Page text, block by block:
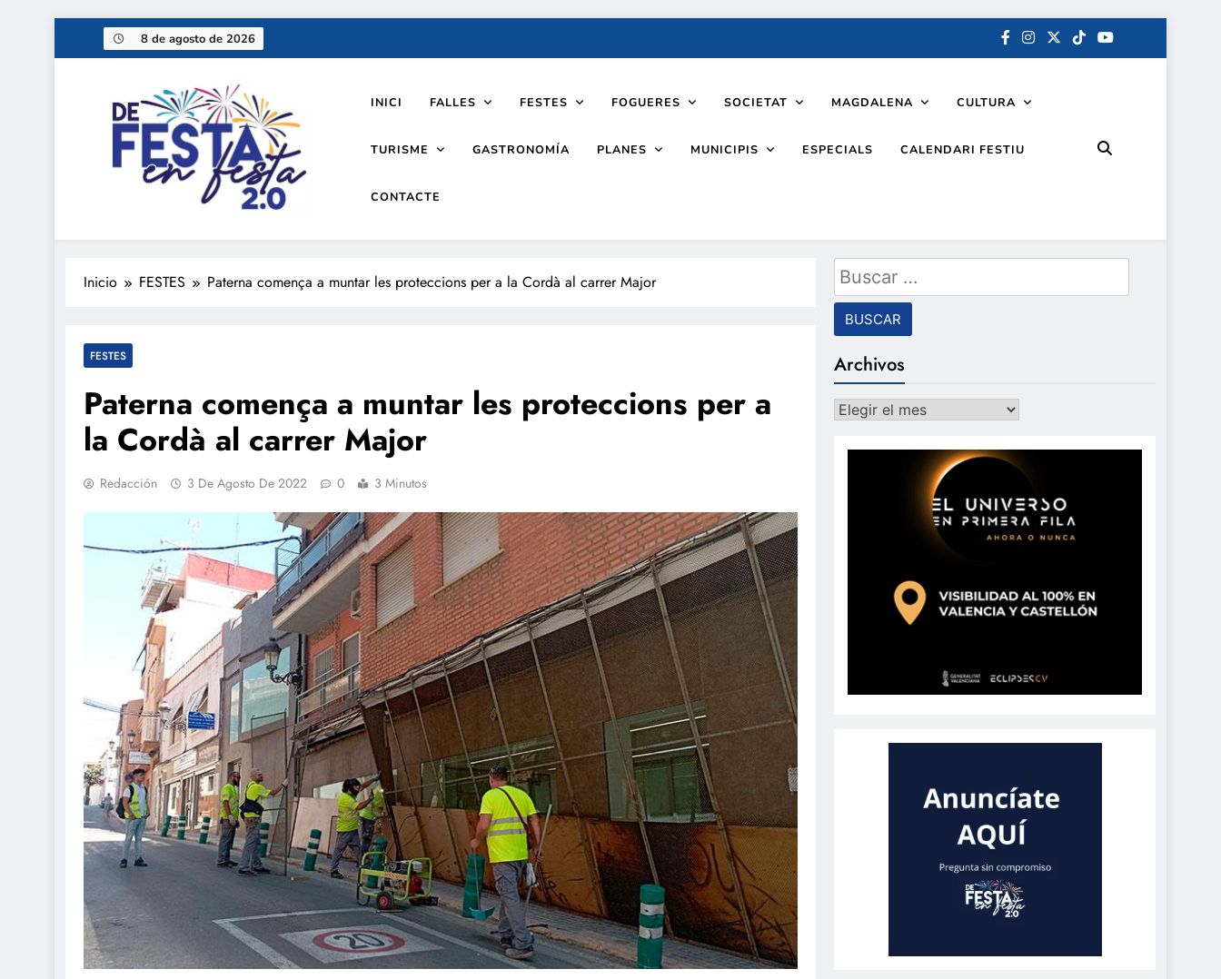
8 de agosto de 2026
De festa en festa 2.0
INICI FALLES FESTES FOGUERES SOCIETAT MAGDALENA CULTURA
TURISME GASTRONOMÍA PLANES MUNICIPIS ESPECIALS CALENDARI FESTIU
CONTACTE
Inicio FESTES Paterna comença a muntar les proteccions per a la Cordà al carrer Major
FESTES
Paterna comença a muntar les proteccions per a
la Cordà al carrer Major
Redacción 3 De Agosto De 2022 0 3 Minutos
Buscar:
Archivos
Archivos